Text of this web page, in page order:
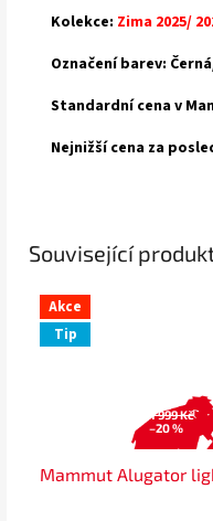
Související
Akce
Tip
1 999 Kč
–20 %
Mammut Alugator
Kolekce: Zima 2025/
Označení barev:
Standardní cena v
Nejnižší cena za